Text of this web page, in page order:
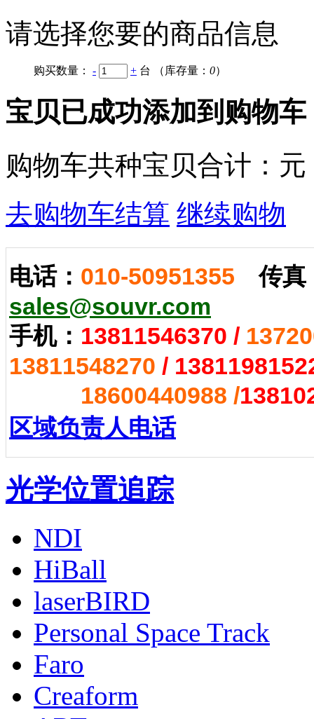
请选择您要的商品信息
购买数量： - + 台 （库存量： 0）
宝贝已成功添加到购物车
购物车共种宝贝合计： 元
去购物车结算 继续购物
电话： 010-50951355 传真
sales@souvr.com
手机： 13811546370 /
13811548270 /
18600440988 /
区域负责人电话
光学位置追踪
NDI
HiBall
laserBIRD
Personal Space Track
Faro
Creaform